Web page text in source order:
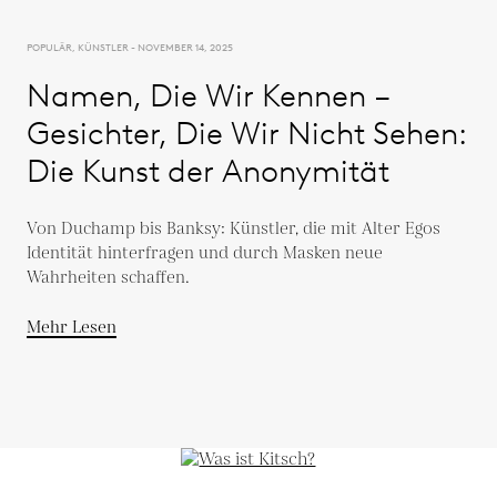
POPULÄR, KÜNSTLER - NOVEMBER 14, 2025
Namen, Die Wir Kennen –
Gesichter, Die Wir Nicht Sehen:
Die Kunst der Anonymität
Von Duchamp bis Banksy: Künstler, die mit Alter Egos
Identität hinterfragen und durch Masken neue
Wahrheiten schaffen.
Mehr Lesen